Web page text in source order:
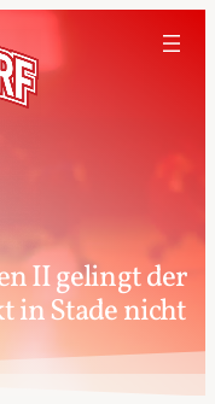
II gelingt der
in Stade nicht